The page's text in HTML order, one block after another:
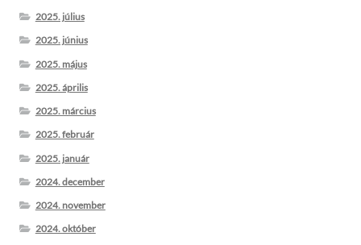
2025. július
2025. június
2025. május
2025. április
2025. március
2025. február
2025. január
2024. december
2024. november
2024. október